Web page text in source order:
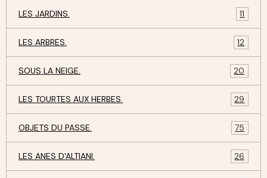
LES JARDINS. 11
LES ARBRES. 12
SOUS LA NEIGE. 20
LES TOURTES AUX HERBES. 29
OBJETS DU PASSE. 75
LES ANES D'ALTIANI. 26